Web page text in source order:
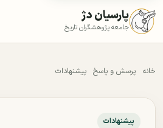
پارسیان دژ
جامعه پژوهشگران تاریخ
خانه پرسش و پاسخ پیشنهادات
پیشنهادات